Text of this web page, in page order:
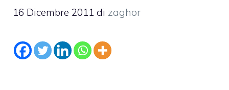
16 Dicembre 2011 di zaghor